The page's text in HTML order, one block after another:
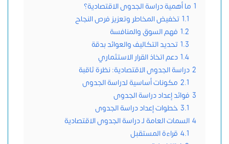
1 ما أهمية دراسة الجدوى الاقتصادية؟
1.1 تخفيض المخاطر وتعزيز فرص النجاح
1.2 فهم السوق والمنافسة
1.3 تحديد التكاليف والعوائد بدقة
1.4 دعم اتخاذ القرار الاستثماري
2 دراسة الجدوى الاقتصادية: نظرة ثاقبة
2.1 مكونات أساسية لدراسة الجدوى
3 فوائد إعداد دراسة الجدوى
3.1 خطوات إعداد دراسة الجدوى
4 السمات العامة لـ دراسة الجدوى الاقتصادية
4.1 قراءة المستقبل